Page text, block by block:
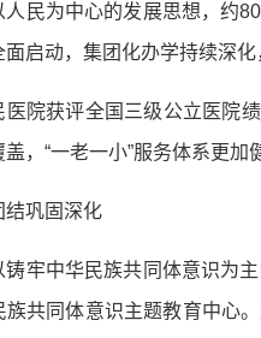
人民为中心的发展思想，约
启动，集团化办学持续深
医院获评全国三级公立医院
，“一老一小”服务体系更加
结巩固深化
铸牢中华民族共同体意识为
共同体意识主题教育中心